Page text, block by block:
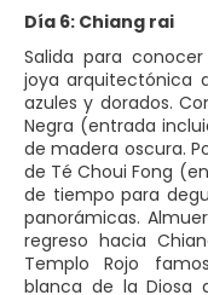
Día 6: Chiang rai
Salida para
joya arquitectónica
azules y dorados.
Negra (entrada
de madera oscura.
de Té Choui Fong
de tiempo para
panorámicas.
regreso hacia
Templo Rojo
blanca de la Diosa